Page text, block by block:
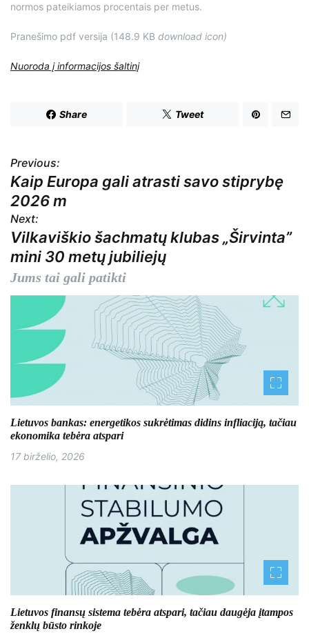
normos pateikiamos procentais per metus.
Pranešimo pdf versija (148.9 KB download icon)
Nuoroda į informacijos šaltinį
Share Tweet
N
a
v
i
g
a
c
a
t
a
r
š
Previous:
Kaip Europa gali atrasti savo stiprybę
2026 m
Next:
Vilkaviškio šachmatų klubas „Širvinta”
mini 30 metų jubiliejų
Jums tai gali patikti
Lietuvos bankas: energetikos sukrėtimas didins infliaciją, tačiau
ekonomika tebėra atspari
17 birželio, 2026
Lietuvos finansų sistema tebėra atspari, tačiau daugėja įtampos
ženklų būsto rinkoje